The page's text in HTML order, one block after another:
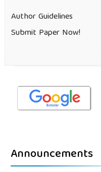
Author Guidelines
Submit Paper Now!
Announcements